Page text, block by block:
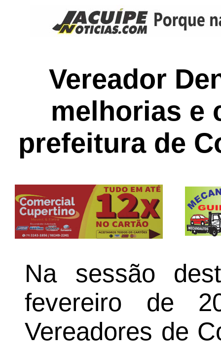
Vereador
melhorias e
prefeitura de
Na sessão
fevereiro de
Vereadores de